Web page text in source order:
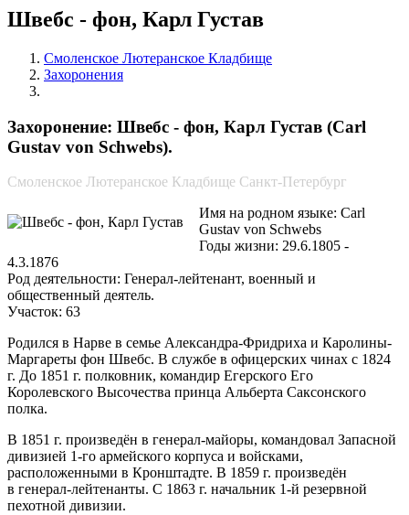
Швебс - фон, Карл Густав
Смоленское Лютеранское Кладбище
Захоронения
Захоронение: Швебс - фон, Карл Густав (Carl
Gustav von Schwebs).
Смоленское Лютеранское Кладбище Санкт-Петербург
Имя на родном языке: Carl
Gustav von Schwebs
Годы жизни: 29.6.1805 -
4.3.1876
Род деятельности: Генерал-лейтенант, военный и
общественный деятель.
Участок: 63
Родился в Нарве в семье Александра-Фридриха и Каролины-
Маргареты фон Швебс. В службе в офицерских чинах с 1824
г. До 1851 г. полковник, командир Егерского Его
Королевского Высочества принца Альберта Саксонского
полка.
В 1851 г. произведён в генерал-майоры, командовал Запасной
дивизией 1-го армейского корпуса и войсками,
расположенными в Кронштадте. В 1859 г. произведён
в генерал-лейтенанты. С 1863 г. начальник 1-й резервной
пехотной дивизии.